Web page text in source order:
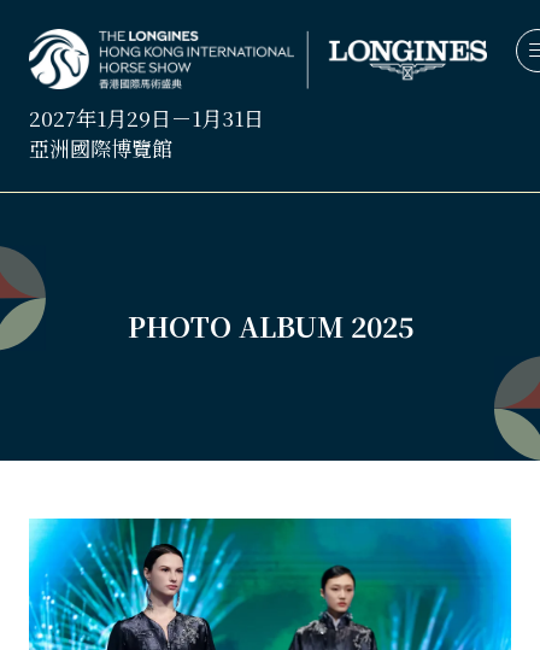
2027年1月29日－1月31日
亞洲國際博覽館
PHOTO ALBUM 2025